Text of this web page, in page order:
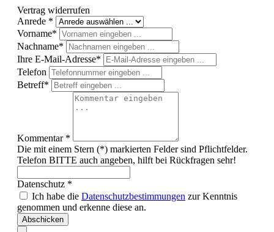
Vertrag widerrufen
Anrede *
Vorname*
Nachname*
Ihre E-Mail-Adresse*
Telefon
Betreff*
Kommentar *
Die mit einem Stern (*) markierten Felder sind Pflichtfelder.
Telefon BITTE auch angeben, hilft bei Rückfragen sehr!
Datenschutz *
Ich habe die Datenschutzbestimmungen zur Kenntnis
genommen und erkenne diese an.
Abschicken